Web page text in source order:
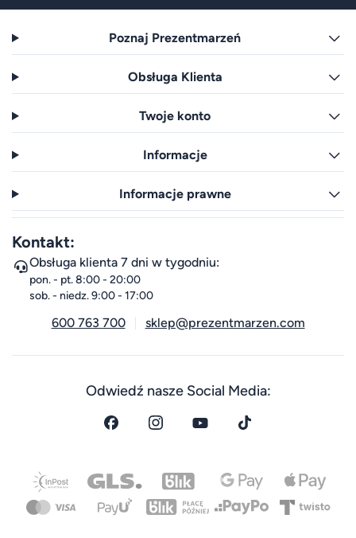
Poznaj Prezentmarzeń
Obsługa Klienta
Twoje konto
Informacje
Informacje prawne
Kontakt:
Obsługa klienta 7 dni w tygodniu:
pon. - pt. 8:00 - 20:00
sob. - niedz. 9:00 - 17:00
600 763 700 sklep@prezentmarzen.com
Odwiedź nasze Social Media: